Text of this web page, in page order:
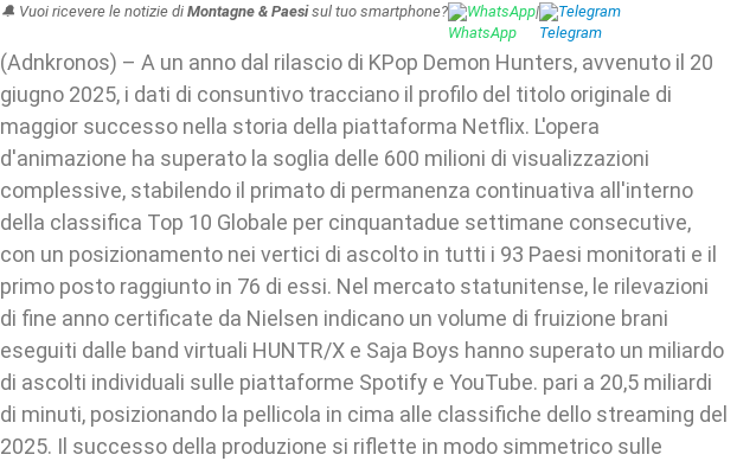
🔔 Vuoi ricevere le notizie di Montagne & Paesisul tuo smartphone? WhatsApp| Telegram
(Adnkronos) – A un anno dal rilascio di KPop Demon Hunters, avvenuto il 20
giugno 2025, i dati di consuntivo tracciano il profilo del titolo originale di
maggior successo nella storia della piattaforma Netflix. L'opera
d'animazione ha superato la soglia delle 600 milioni di visualizzazioni
complessive, stabilendo il primato di permanenza continuativa all'interno
della classifica Top 10 Globale per cinquantadue settimane consecutive,
con un posizionamento nei vertici di ascolto in tutti i 93 Paesi monitorati e il
primo posto raggiunto in 76 di essi. Nel mercato statunitense, le rilevazioni
di fine anno certificate da Nielsen indicano un volume di fruizione brani
eseguiti dalle band virtuali HUNTR/X e Saja Boys hanno superato un miliardo
di ascolti individuali sulle piattaforme Spotify e YouTube. pari a 20,5 miliardi
di minuti, posizionando la pellicola in cima alle classifiche dello streaming del
2025. Il successo della produzione si riflette in modo simmetrico sulle